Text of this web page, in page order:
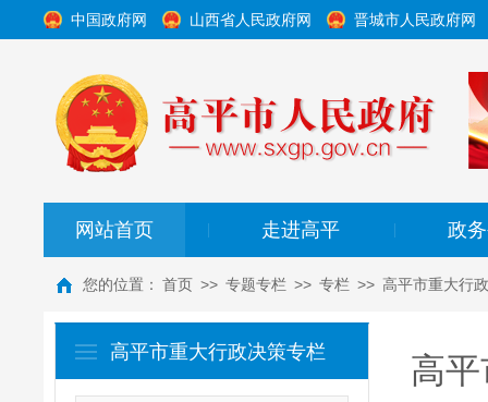
中国政府网 山西省人民政府网 晋城市人民政府网
网站首页 走进高平 政
您的位置： 首页 >> 专题专栏 >> 专栏 >> 高平市重大行
高平市重大行政决策专栏
高